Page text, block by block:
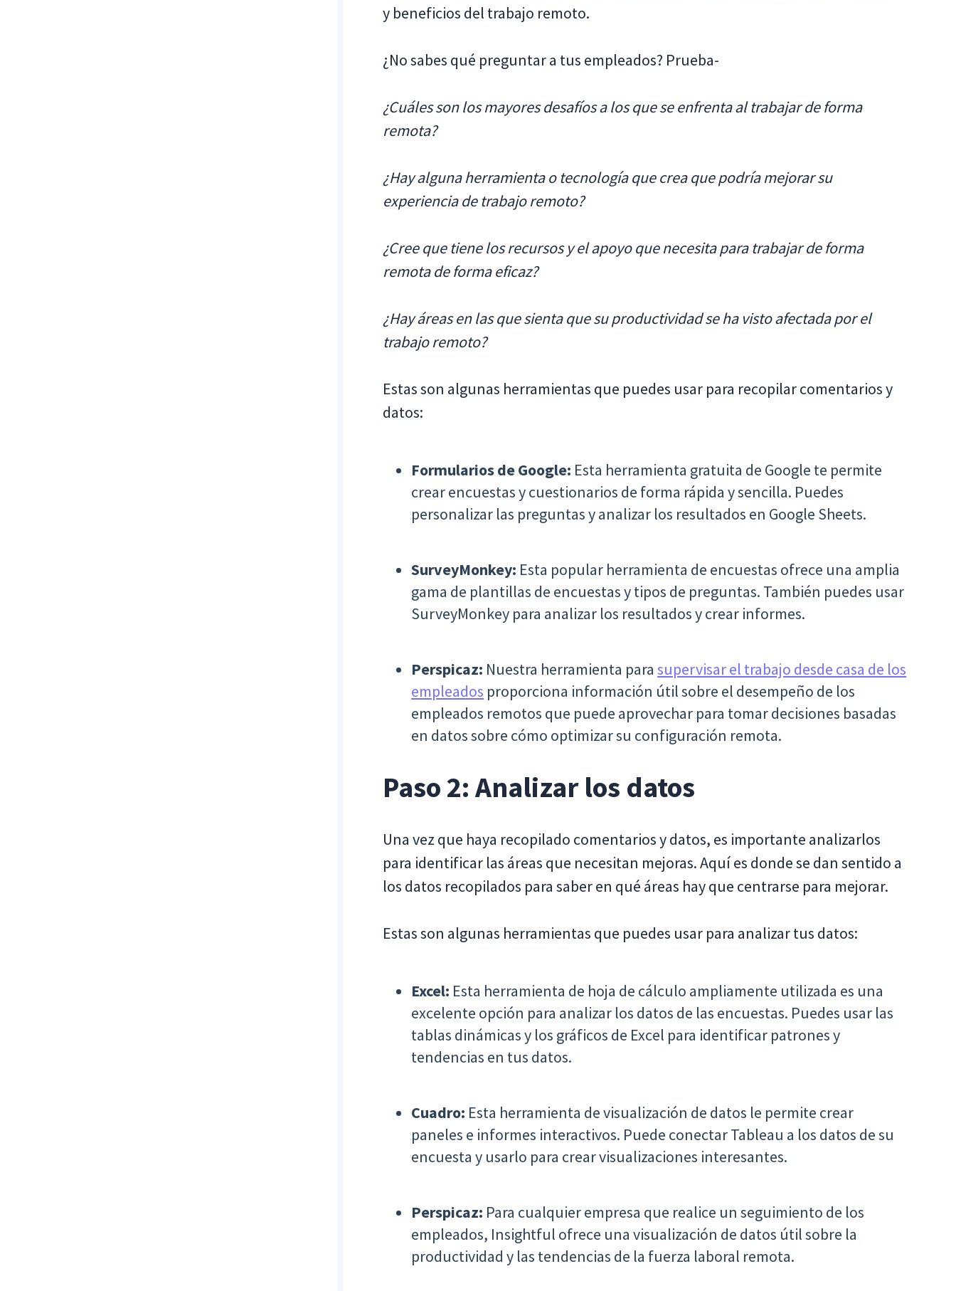
y beneficios del trabajo remoto.
¿No sabes qué preguntar a tus empleados? Prueba-
¿Cuáles son los mayores desafíos a los que se enfrenta al trabajar de forma
remota?
¿Hay alguna herramienta o tecnología que crea que podría mejorar su
experiencia de trabajo remoto?
¿Cree que tiene los recursos y el apoyo que necesita para trabajar de forma
remota de forma eficaz?
¿Hay áreas en las que sienta que su productividad se ha visto afectada por el
trabajo remoto?
Estas son algunas herramientas que puedes usar para recopilar comentarios y
datos:
Formularios de Google: Esta herramienta gratuita de Google te permite
crear encuestas y cuestionarios de forma rápida y sencilla. Puedes
personalizar las preguntas y analizar los resultados en Google Sheets.
SurveyMonkey: Esta popular herramienta de encuestas ofrece una amplia
gama de plantillas de encuestas y tipos de preguntas. También puedes usar
SurveyMonkey para analizar los resultados y crear informes.
Perspicaz: Nuestra herramienta parasupervisar el trabajo desde casa de los
empleados proporciona información útil sobre el desempeño de los
empleados remotos que puede aprovechar para tomar decisiones basadas
en datos sobre cómo optimizar su configuración remota.
Paso 2: Analizar los datos
Una vez que haya recopilado comentarios y datos, es importante analizarlos
para identificar las áreas que necesitan mejoras. Aquí es donde se dan sentido a
los datos recopilados para saber en qué áreas hay que centrarse para mejorar.
Estas son algunas herramientas que puedes usar para analizar tus datos:
Excel: Esta herramienta de hoja de cálculo ampliamente utilizada es una
excelente opción para analizar los datos de las encuestas. Puedes usar las
tablas dinámicas y los gráficos de Excel para identificar patrones y
tendencias en tus datos.
Cuadro: Esta herramienta de visualización de datos le permite crear
paneles e informes interactivos. Puede conectar Tableau a los datos de su
encuesta y usarlo para crear visualizaciones interesantes.
Perspicaz: Para cualquier empresa que realice un seguimiento de los
empleados, Insightful ofrece una visualización de datos útil sobre la
productividad y las tendencias de la fuerza laboral remota.